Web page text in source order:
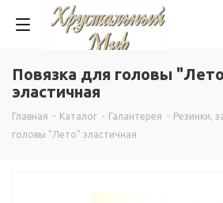
Повязка для головы
эластичная
Главная - Каталог - Галантерея - Резинки,
головы "Лето" эластичная